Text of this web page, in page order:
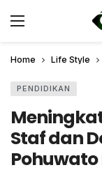
Home Life Style
PENDIDIKAN
Staf dan